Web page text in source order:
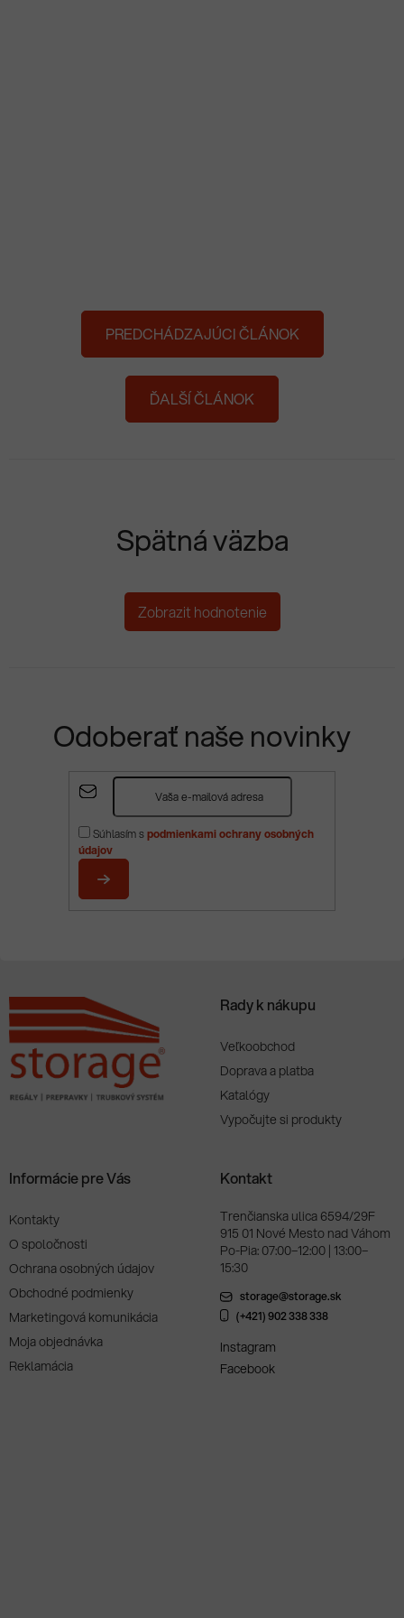
PREDCHÁDZAJÚCI ČLÁNOK
ĎALŠÍ ČLÁNOK
Spätná väzba
Zobrazit hodnotenie
Odoberať naše novinky
Súhlasím spodmienkami ochrany osobných
údajov
PRIHLÁSIŤ
Rady k nákupu
Veľkoobchod
Doprava a platba
Katalógy
Vypočujte si produkty
Informácie pre Vás
Kontakty
O spoločnosti
Ochrana osobných údajov
Obchodné podmienky
Marketingová komunikácia
Moja objednávka
Reklamácia
Kontakt
Trenčianska ulica 6594/29F
915 01 Nové Mesto nad Váhom
Po-Pia: 07:00–12:00 | 13:00–
15:30
storage@storage.sk
(+421) 902 338 338
Instagram
Facebook